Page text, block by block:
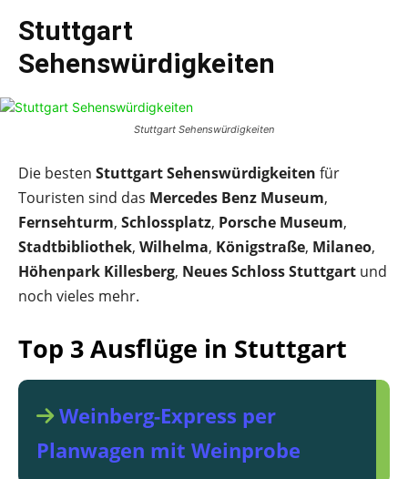
Stuttgart
Sehenswürdigkeiten
Stuttgart Sehenswürdigkeiten
Die besten Stuttgart Sehenswürdigkeiten für
Touristen sind das Mercedes Benz Museum,
Fernsehturm, Schlossplatz, Porsche Museum,
Stadtbibliothek, Wilhelma, Königstraße, Milaneo,
Höhenpark Killesberg, Neues Schloss Stuttgart und
noch vieles mehr.
Top 3 Ausflüge in Stuttgart
Weinberg-Express per
Planwagen mit Weinprobe